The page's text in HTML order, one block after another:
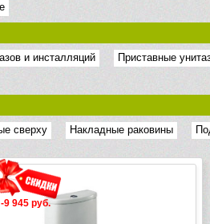
и инсталляций Приставные
сверху Накладные раковины
-9 945 руб.